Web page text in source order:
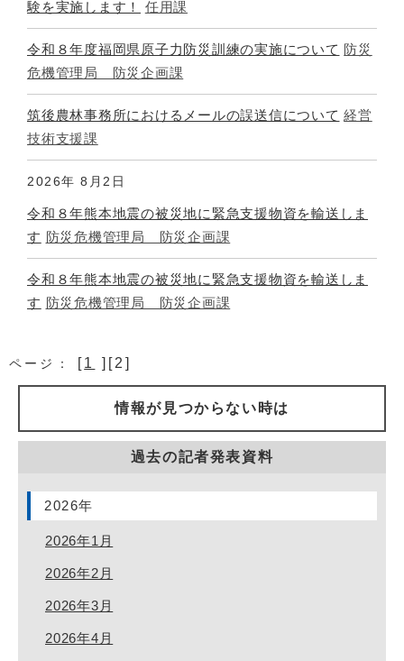
験を実施します！ 任用課
令和８年度福岡県原子力防災訓練の実施について 防災
危機管理局 防災企画課
筑後農林事務所におけるメールの誤送信について 経営
技術支援課
2026年 8月2日
令和８年熊本地震の被災地に緊急支援物資を輸送しま
す 防災危機管理局 防災企画課
令和８年熊本地震の被災地に緊急支援物資を輸送しま
す 防災危機管理局 防災企画課
ページ： [1 ][2]
情報が見つからない時は
過去の記者発表資料
2026年
2026年1月
2026年2月
2026年3月
2026年4月